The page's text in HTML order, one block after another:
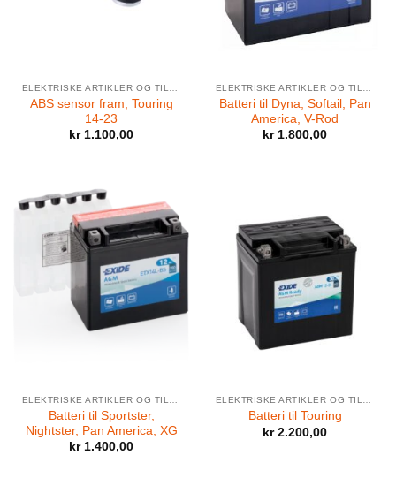
ABS sensor fram, Touring
14-23
kr1.100,00
Batteri til Dyna, Softail, Pan
America, V-Rod
kr1.800,00
Batteri til Sportster,
Nightster, Pan America, XG
kr1.400,00
Batteri til Touring
kr2.200,00